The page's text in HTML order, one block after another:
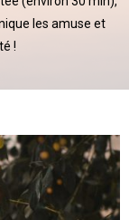
les amuse et
!